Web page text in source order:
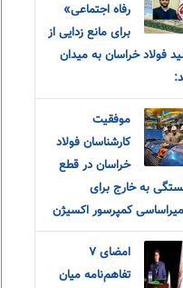
رفاه اجتماعی»
برای مانع زدایی از
فولاد خراسان به میدان
موفقیت
کارشناسان فولاد
خراسان در قطع
به خارج برای
کمپرسور اکسیژن
امضای ۷
تفاهم‌نامه میان